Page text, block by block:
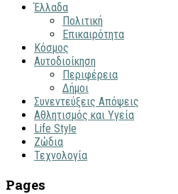
Έλλαδα
Πολιτική
Επικαιρότητα
Κόσμος
Αυτοδιοίκηση
Περιφέρεια
Δήμοι
Συνεντεύξεις Απόψεις
Αθλητισμός και Υγεία
Life Style
Ζώδια
Τεχνολογία
Pages